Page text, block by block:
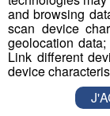
Pour cette
et la
ALPES!
Nathan est
dans la
and browsing
scan device
geolocation
Link different
device